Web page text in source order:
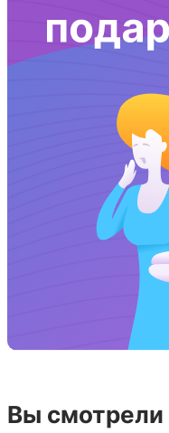
Вы смотрели